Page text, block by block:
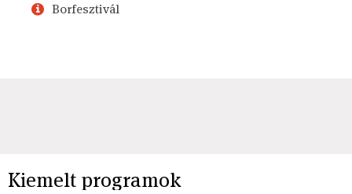
Borfesztivál
Kiemelt programok